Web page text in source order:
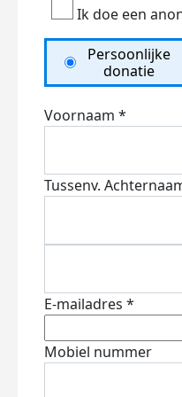
Ik doe een
Persoonlijke
donatie
Voornaam *
Tussenv.
E-mailadres *
Mobiel nummer